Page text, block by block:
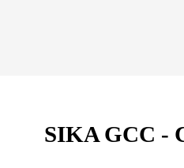
SIKA GCC -